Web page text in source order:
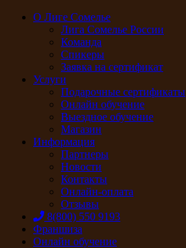
О Лиге Сомелье
Лига Сомелье России
Команда
Спикеры
Заявка на сертификат
Услуги
Подарочные сертификаты
Онлайн обучение
Выездное обучение
Магазин
Информация
Партнеры
Новости
Контакты
Онлайн-оплата
Отзывы
8(800) 550 9193
Франшиза
Онлайн обучение